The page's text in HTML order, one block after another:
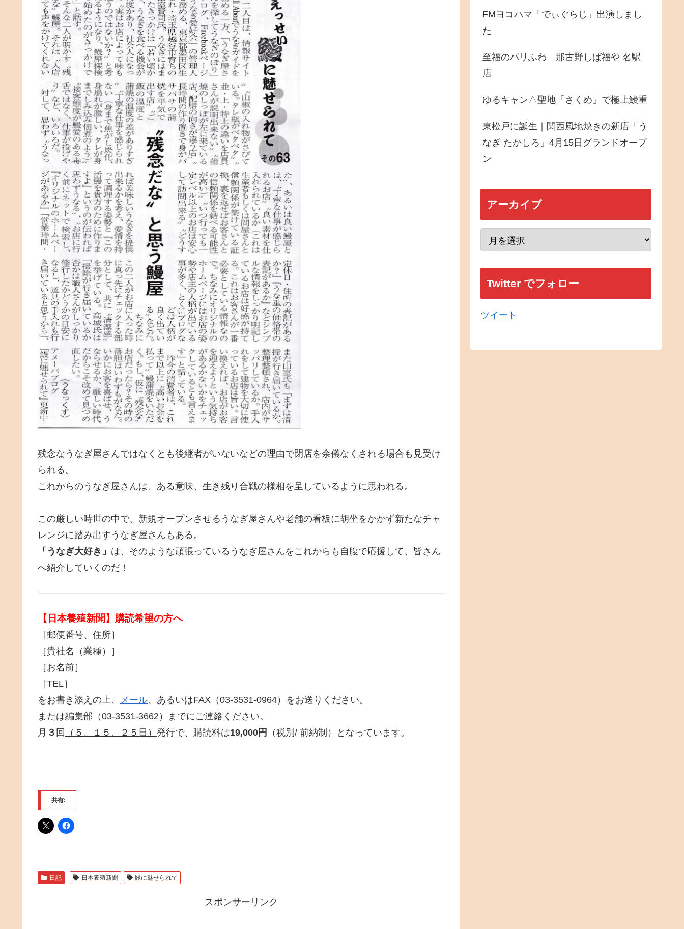
残念なうなぎ屋さんではなくとも後継者がいないなどの理由で閉店を余儀なくされる場合も見受け
られる。
これからのうなぎ屋さんは、ある意味、生き残り合戦の様相を呈しているように思われる。
この厳しい時世の中で、新規オープンさせるうなぎ屋さんや老舗の看板に胡坐をかかず新たなチャ
レンジに踏み出すうなぎ屋さんもある。
「うなぎ大好き」 は、そのような頑張っているうなぎ屋さんをこれからも自腹で応援して、皆さん
へ紹介していくのだ！
【日本養殖新聞】購読希望の方へ
［郵便番号、住所］
［貴社名（業種）］
［お名前］
［TEL］
をお書き添えの上、 メール、あるいはFAX（03-3531-0964）をお送りください。
または編集部（03-3531-3662）までにご連絡ください。
月 ３ 回 （５、１５、２５日） 発行で、購読料は19,000円 （税別/ 前納制）となっています。
共有:
日記 日本養殖新聞 鰻に魅せられて
スポンサーリンク
FMヨコハマ「でぃぐらじ」出演しまし
た
至福のパリふわ 那古野しば福や 名駅
店
ゆるキャン△聖地「さくめ」で極上鰻重
東松戸に誕生｜関西風地焼きの新店「う
なぎ たかしろ」4月15日グランドオープ
ン
アーカイブ
Twitter でフォロー
ツイート